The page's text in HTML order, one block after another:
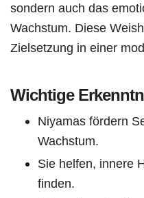
sondern auch das
Wachstum. Diese
Zielsetzung in einer
Wichtige
Niyamas fördern
Wachstum.
Sie helfen, innere
finden.